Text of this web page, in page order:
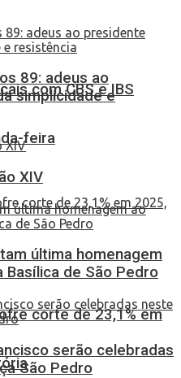
com CBS e IBS
feira
corte de 23,1% em
89: adeus ao
simplicidade e
XIV
última homenagem
Basílica de São Pedro
serão celebradas
São Pedro